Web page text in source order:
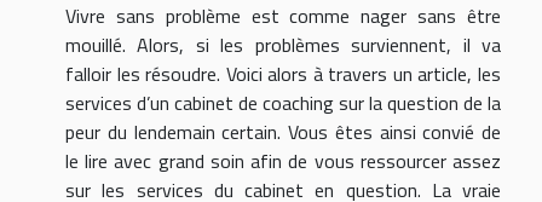
Vivre sans problème est comme nager sans être
mouillé. Alors, si les problèmes surviennent, il va
falloir les résoudre. Voici alors à travers un article, les
services d’un cabinet de coaching sur la question de la
peur du lendemain certain. Vous êtes ainsi convié de
le lire avec grand soin afin de vous ressourcer assez
sur les services du cabinet en question. La vraie